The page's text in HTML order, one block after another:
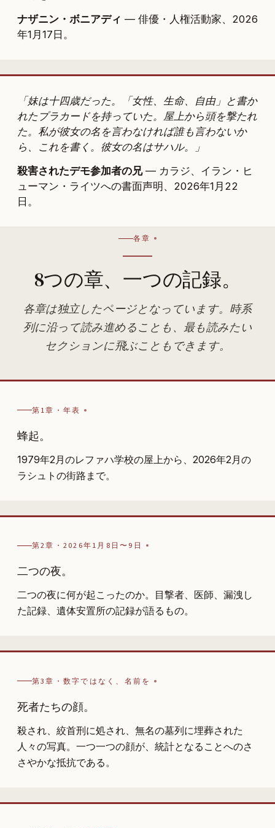
ナザニン・ボニアディ — 俳優・人権活動家、2026
年1月17日。
「妹は十四歳だった。「女性、生命、自由」と書か
れたプラカードを持っていた。屋上から頭を撃たれ
た。私が彼女の名を言わなければ誰も言わないか
ら、これを書く。彼女の名はサハル。」
殺害されたデモ参加者の兄— カラジ、イラン・ヒ
ューマン・ライツへの書面声明、2026年1月22
日。
各章
8つの章、一つの記録。
各章は独立したページとなっています。時系
列に沿って読み進めることも、最も読みたい
セクションに飛ぶこともできます。
第1章・年表
蜂起。
1979年2月のレファハ学校の屋上から、2026年2月の
ラシュトの街路まで。
第2章・2026年1月8日〜9日
二つの夜。
二つの夜に何が起こったのか。目撃者、医師、漏洩し
た記録、遺体安置所の記録が語るもの。
第3章・数字ではなく、名前を
死者たちの顔。
殺され、絞首刑に処され、無名の墓列に埋葬された
人々の写真。一つ一つの顔が、統計となることへのさ
さやかな抵抗である。